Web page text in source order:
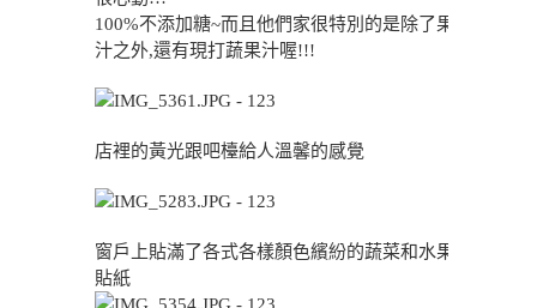
100%不添加糖~而且他們家很特別的是除了果
汁之外,還有現打蔬果汁喔!!!
店裡的黃光跟吧檯給人溫馨的感覺
窗戶上貼滿了各式各樣顏色繽紛的蔬菜和水果
貼紙